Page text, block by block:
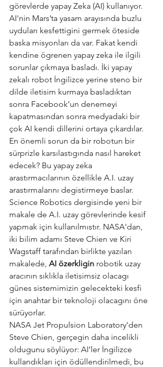
görevlerde yapay Zeka (AI) kullanıyor.
AI'nin Mars’ta yasam arayısında buzlu
uyduları kesfettigini germek öteside
baska misyonları da var. Fakat kendi
kendine ögrenen yapay zeka ile ilgili
sorunlar çıkmaya basladı. İki yapay
zekalı robot İngilizce yerine steno bir
dilde iletisim kurmaya basladıktan
sonra Facebook’un denemeyi
kapatmasından sonra medyadaki bir
çok AI kendi dillerini ortaya çıkardılar.
En önemli sorun da bir robotun bir
sürprizle karsılastıgında nasıl hareket
edecek? Bu yapay zeka
arastırmacılarının özellikle A.I. uzay
arastırmalarını degistirmeye baslar.
Science Robotics dergisinde yeni bir
makale de A.I. uzay görevlerinde kesif
yapmak için kullanılmıstır. NASA'dan,
iki bilim adamı Steve Chien ve Kiri
Wagstaff tarafından birlikte yazılan
makalede, AI özerkligin robotik uzay
aracının sıklıkla iletisimsiz olacagı
günes sistemimizin gelecekteki kesfi
için anahtar bir teknoloji olacagını öne
sürüyorlar.
NASA Jet Propulsion Laboratory'den
Steve Chien, gerçegin daha incelikli
oldugunu söylüyor: AI’ler İngilizce
kullandıkları için ödüllendirilmedi, bu